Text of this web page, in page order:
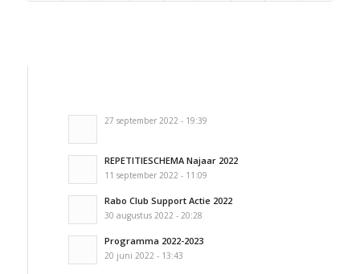
27 september 2022 - 19:39
REPETITIESCHEMA Najaar 2022
11 september 2022 - 11:09
Rabo Club Support Actie 2022
30 augustus 2022 - 20:28
Programma 2022-2023
20 juni 2022 - 13:43